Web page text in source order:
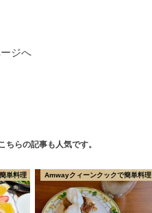
ージへ
ちらの記事も人気です。
単料理 Amwayクィーンクックで簡単料理